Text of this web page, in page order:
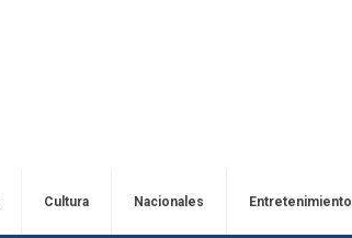
Cultura Nacionales Entretenimiento